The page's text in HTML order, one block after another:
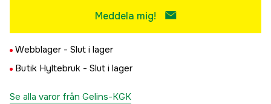
Meddela mig!
Webblager - Slut i lager
Butik Hyltebruk - Slut i lager
Se alla varor från Gelins-KGK